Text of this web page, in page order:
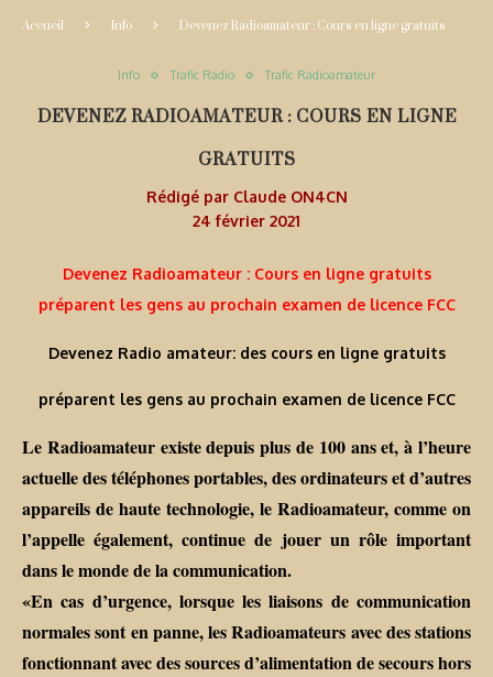
Accueil Info Devenez Radioamateur : Cours en ligne gratuits
Info Trafic Radio Trafic Radioamateur
DEVENEZ RADIOAMATEUR : COURS EN LIGNE
GRATUITS
Rédigé par Claude ON4CN
24 février 2021
Devenez Radioamateur : Cours en ligne gratuits
préparent les gens au prochain examen de licence FCC
Devenez Radio amateur: des cours en ligne gratuits
préparent les gens au prochain examen de licence FCC
Le Radioamateur existe depuis plus de 100 ans et, à l’heure
actuelle des téléphones portables, des ordinateurs et d’autres
appareils de haute technologie, le Radioamateur, comme on
l’appelle également, continue de jouer un rôle important
dans le monde de la communication.
«En cas d’urgence, lorsque les liaisons de communication
normales sont en panne, les Radioamateurs avec des stations
fonctionnant avec des sources d’alimentation de secours hors